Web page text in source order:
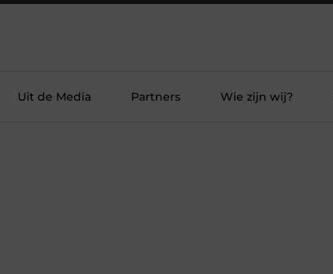
Uit de Media Partners Wie zijn wij?